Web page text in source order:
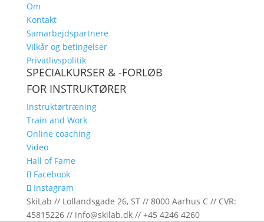
Om
Kontakt
Samarbejdspartnere
Vilkår og betingelser
Privatlivspolitik
SPECIALKURSER & -FORLØB
FOR INSTRUKTØRER
Instruktørtræning
Train and Work
Online coaching
Video
Hall of Fame
Facebook
Instagram
SkiLab // Lollandsgade 26, ST // 8000 Aarhus C // CVR:
45815226 // info@skilab.dk // +45 4246 4260